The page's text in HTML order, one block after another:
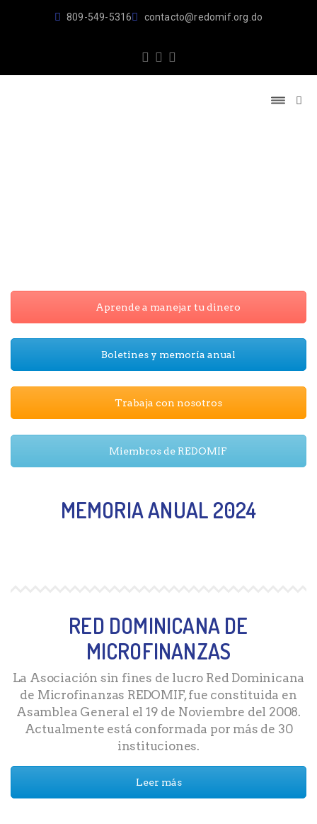
809-549-5316 contacto@redomif.org.do
Aprende a manejar tu dinero
Boletines y memoría anual
Trabaja con nosotros
Miembros de REDOMIF
MEMORIA ANUAL 2024
RED DOMINICANA DE
MICROFINANZAS
La Asociación sin fines de lucro Red Dominicana
de Microfinanzas REDOMIF, fue constituida en
Asamblea General el 19 de Noviembre del 2008.
Actualmente está conformada por más de 30
instituciones.
Leer más